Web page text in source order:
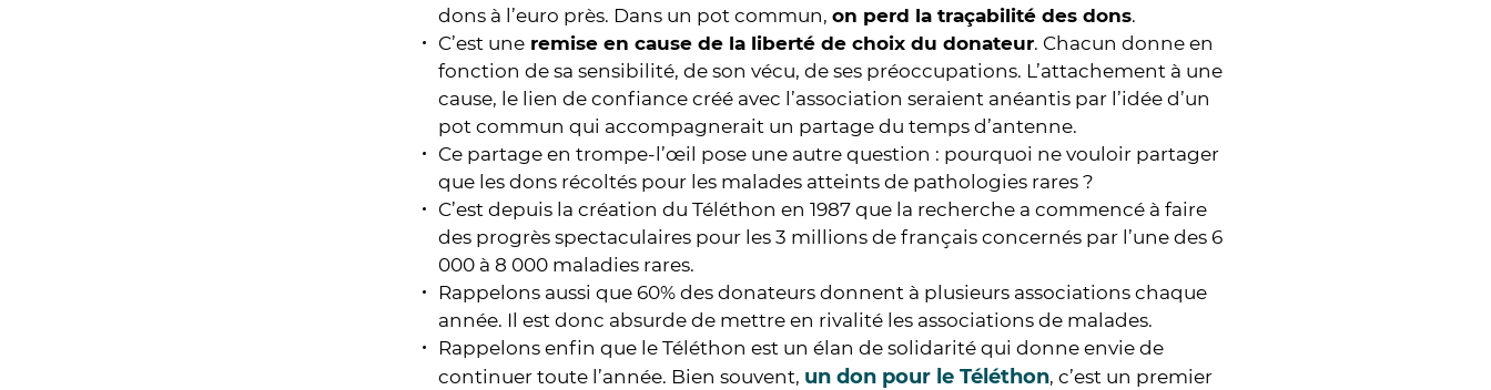
dons à l’euro près. Dans un pot commun, on perd la traçabilité des dons.
C’est une remise en cause de la liberté de choix du donateur. Chacun donne en
fonction de sa sensibilité, de son vécu, de ses préoccupations. L’attachement à une
cause, le lien de confiance créé avec l’association seraient anéantis par l’idée d’un
pot commun qui accompagnerait un partage du temps d’antenne.
Ce partage en trompe-l’œil pose une autre question : pourquoi ne vouloir partager
que les dons récoltés pour les malades atteints de pathologies rares ?
C’est depuis la création du Téléthon en 1987 que la recherche a commencé à faire
des progrès spectaculaires pour les 3 millions de français concernés par l’une des 6
000 à 8 000 maladies rares.
Rappelons aussi que 60% des donateurs donnent à plusieurs associations chaque
année. Il est donc absurde de mettre en rivalité les associations de malades.
Rappelons enfin que le Téléthon est un élan de solidarité qui donne envie de
continuer toute l’année. Bien souvent, un don pour le Téléthon, c’est un premier